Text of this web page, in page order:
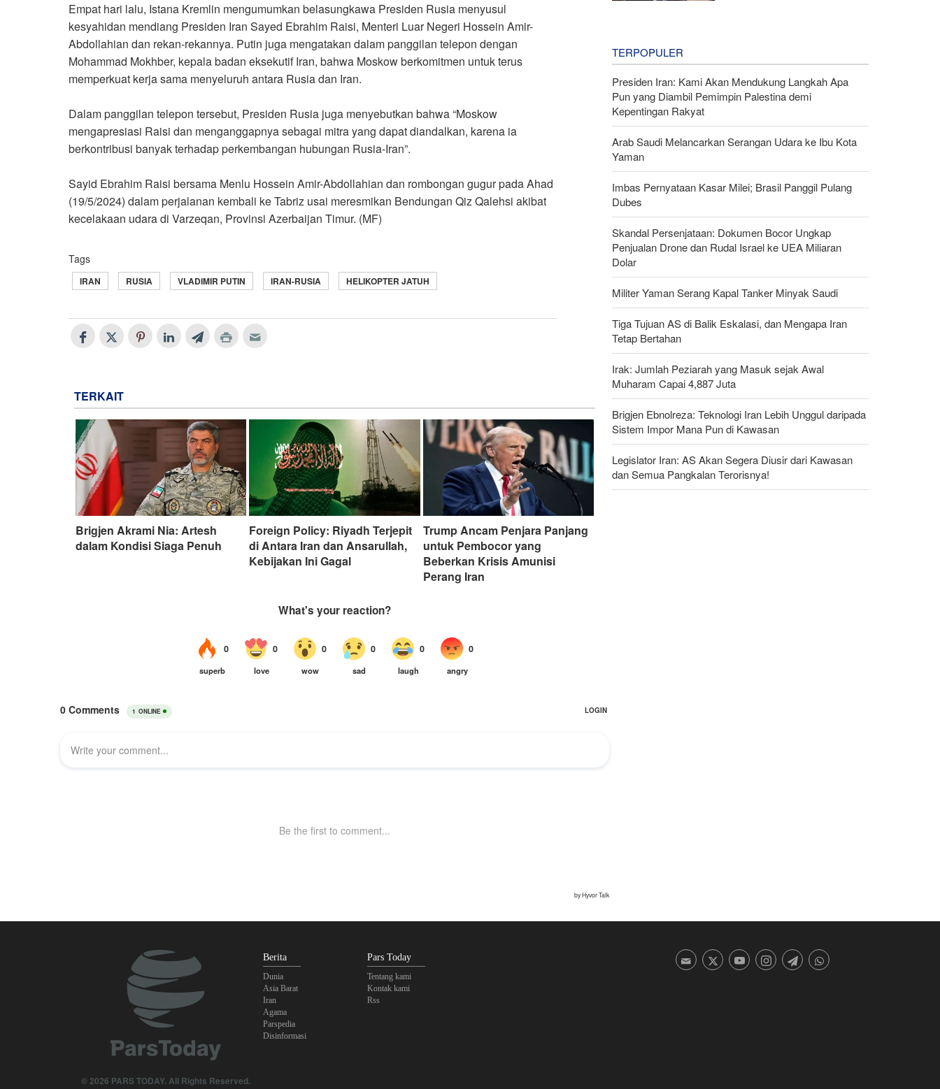
Empat hari lalu, Istana Kremlin mengumumkan belasungkawa Presiden Rusia menyusul
kesyahidan mendiang Presiden Iran Sayed Ebrahim Raisi, Menteri Luar Negeri Hossein Amir-
Abdollahian dan rekan-rekannya. Putin juga mengatakan dalam panggilan telepon dengan
Mohammad Mokhber, kepala badan eksekutif Iran, bahwa Moskow berkomitmen untuk terus
memperkuat kerja sama menyeluruh antara Rusia dan Iran.
Dalam panggilan telepon tersebut, Presiden Rusia juga menyebutkan bahwa “Moskow
mengapresiasi Raisi dan menganggapnya sebagai mitra yang dapat diandalkan, karena ia
berkontribusi banyak terhadap perkembangan hubungan Rusia-Iran”.
Sayid Ebrahim Raisi bersama Menlu Hossein Amir-Abdollahian dan rombongan gugur pada Ahad
(19/5/2024) dalam perjalanan kembali ke Tabriz usai meresmikan Bendungan Qiz Qalehsi akibat
kecelakaan udara di Varzeqan, Provinsi Azerbaijan Timur. (MF)
Tags
IRAN RUSIA VLADIMIR PUTIN IRAN-RUSIA HELIKOPTER JATUH
TERKAIT
Brigjen Akrami Nia: Artesh
dalam Kondisi Siaga Penuh
Foreign Policy: Riyadh Terjepit
di Antara Iran dan Ansarullah,
Kebijakan Ini Gagal
Trump Ancam Penjara Panjang
untuk Pembocor yang
Beberkan Krisis Amunisi
Perang Iran
TERPOPULER
Presiden Iran: Kami Akan Mendukung Langkah Apa
Pun yang Diambil Pemimpin Palestina demi
Kepentingan Rakyat
Arab Saudi Melancarkan Serangan Udara ke Ibu Kota
Yaman
Imbas Pernyataan Kasar Milei; Brasil Panggil Pulang
Dubes
Skandal Persenjataan: Dokumen Bocor Ungkap
Penjualan Drone dan Rudal Israel ke UEA Miliaran
Dolar
Militer Yaman Serang Kapal Tanker Minyak Saudi
Tiga Tujuan AS di Balik Eskalasi, dan Mengapa Iran
Tetap Bertahan
Irak: Jumlah Peziarah yang Masuk sejak Awal
Muharam Capai 4,887 Juta
Brigjen Ebnolreza: Teknologi Iran Lebih Unggul daripada
Sistem Impor Mana Pun di Kawasan
Legislator Iran: AS Akan Segera Diusir dari Kawasan
dan Semua Pangkalan Terorisnya!
© 2026 PARS TODAY. All Rights Reserved.
Berita
Dunia
Asia Barat
Iran
Agama
Parspedia
Disinformasi
Pars Today
Tentang kami
Kontak kami
Rss